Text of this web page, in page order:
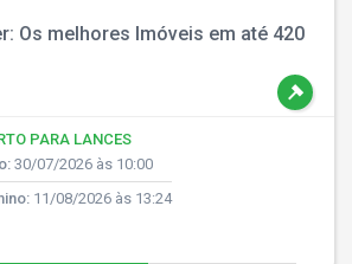
Os melhores Imóveis em até 420
PARA LANCES
30/07/2026 às 10:00
11/08/2026 às 13:24